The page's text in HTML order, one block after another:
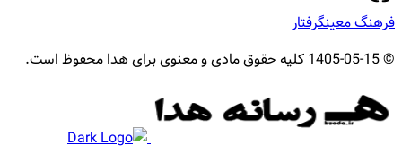
فرهنگ معینگرفتار
© 1405-05-15 کلیه حقوق مادی و معنوی برای هدا محفوظ است.